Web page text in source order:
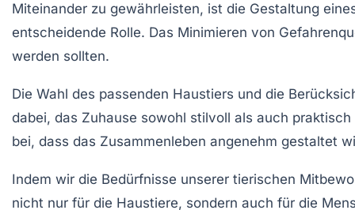
Miteinander zu gewährleisten, ist die Gestaltung
entscheidende Rolle. Das Minimieren von
werden sollten.
Die Wahl des passenden Haustiers und die
dabei, das Zuhause sowohl stilvoll als auch
bei, dass das Zusammenleben angenehm gestaltet
Indem wir die Bedürfnisse unserer tierischen
nicht nur für die Haustiere, sondern auch für die